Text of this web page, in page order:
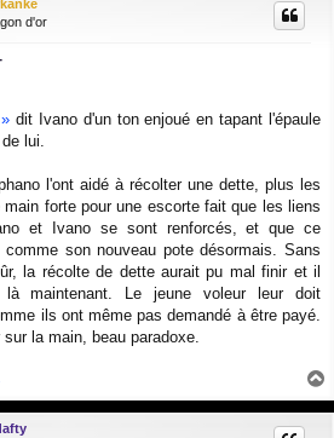
d'or
dit Ivano d'un ton enjoué en tapant l'épaule
lui.
l'ont aidé à récolter une dette, plus les
forte pour une escorte fait que les liens
et Ivano se sont renforcés, et que ce
son nouveau pote désormais. Sans
la récolte de dette aurait pu mal finir et il
maintenant. Le jeune voleur leur doit
ils ont même pas demandé à être payé.
la main, beau paradoxe.
a
u